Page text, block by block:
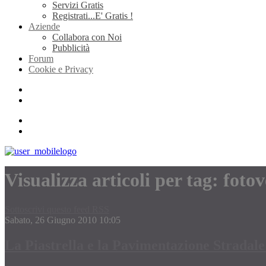
Servizi Gratis
Registrati...E' Gratis !
Aziende
Collabora con Noi
Pubblicità
Forum
Cookie e Privacy
Visualizza articoli per tag:
Sabato, 26 Giugno 2010 10:05